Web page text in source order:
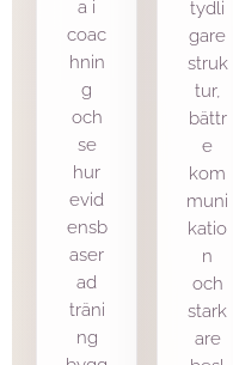
a i
coac
hnin
g
och
se
hur
evid
ensb
aser
ad
träni
ng
tydli
gare
struk
tur,
bättr
e
kom
muni
katio
n
och
stark
are